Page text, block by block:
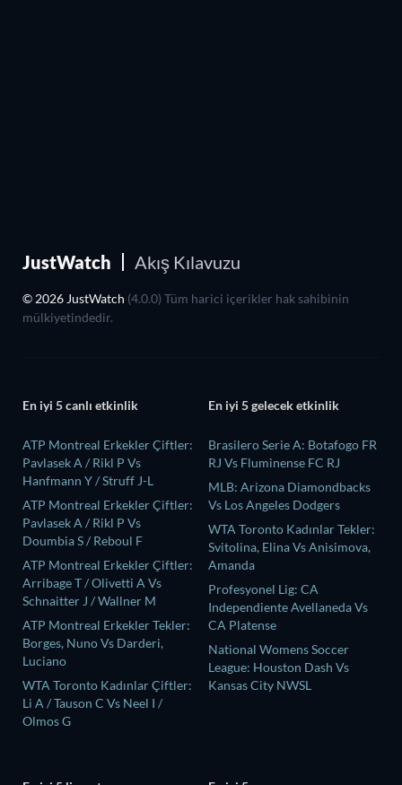
JustWatch Akış Kılavuzu
© 2026 JustWatch (4.0.0) Tüm harici içerikler hak sahibinin
mülkiyetindedir.
En iyi 5 canlı etkinlik
ATP Montreal Erkekler Çiftler:
Pavlasek A / Rikl P Vs
Hanfmann Y / Struff J-L
ATP Montreal Erkekler Çiftler:
Pavlasek A / Rikl P Vs
Doumbia S / Reboul F
ATP Montreal Erkekler Çiftler:
Arribage T / Olivetti A Vs
Schnaitter J / Wallner M
ATP Montreal Erkekler Tekler:
Borges, Nuno Vs Darderi,
Luciano
WTA Toronto Kadınlar Çiftler:
Li A / Tauson C Vs Neel I /
Olmos G
En iyi 5 gelecek etkinlik
Brasilero Serie A: Botafogo FR
RJ Vs Fluminense FC RJ
MLB: Arizona Diamondbacks
Vs Los Angeles Dodgers
WTA Toronto Kadınlar Tekler:
Svitolina, Elina Vs Anisimova,
Amanda
Profesyonel Lig: CA
Independiente Avellaneda Vs
CA Platense
National Womens Soccer
League: Houston Dash Vs
Kansas City NWSL